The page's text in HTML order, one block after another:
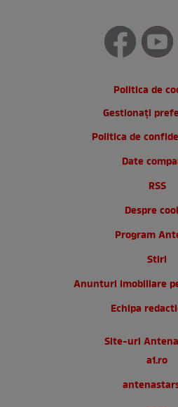
Politica de
Gestionați
Politica de
Date
RSS
Despre
Program
Stiri
Anunturi imobiliare
Echipa
Site-uri
a1.ro